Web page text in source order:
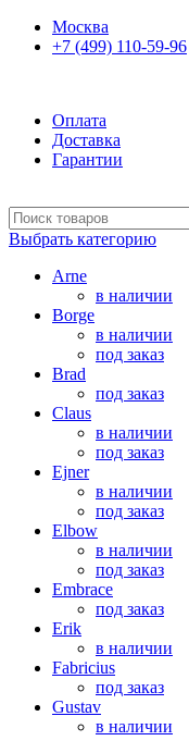
Москва
+7 (499) 110-59-96
Оплата
Доставка
Гарантии
Выбрать категорию
Arne
в наличии
Borge
в наличии
под заказ
Brad
под заказ
Claus
в наличии
под заказ
Ejner
в наличии
под заказ
Elbow
в наличии
под заказ
Embrace
под заказ
Erik
в наличии
Fabricius
под заказ
Gustav
в наличии